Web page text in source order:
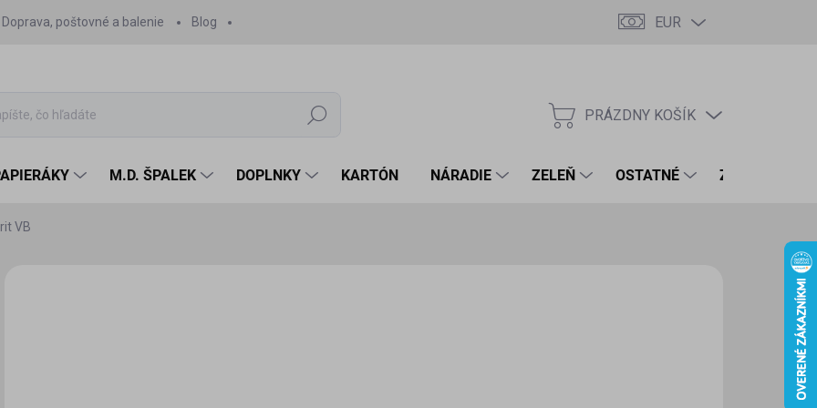
Doprava, poštovné a balenie Blog EUR
Hľadať
NÁKUPNÝ
PRÁZDNY KOŠÍK
M.D. ŠPALEK DOPLNKY KARTÓN NÁRADIE ZELEŇ OSTATNÉ ZNAČKY
VB